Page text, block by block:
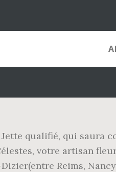
qualifié, qui saura
votre artisan
Reims,